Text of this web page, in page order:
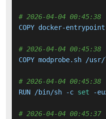
# 2026-04-04 00:45:38
COPY docker-
# 2026-04-04 00:45:38
COPY modprobe.sh /
# 2026-04-04 00:45:38
RUN /bin/sh -c set
# 2026-04-04 00:45:37